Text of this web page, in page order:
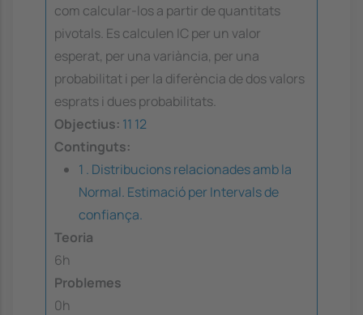
com calcular-los a partir de quantitats
pivotals. Es calculen IC per un valor
esperat, per una variància, per una
probabilitat i per la diferència de dos valors
esprats i dues probabilitats.
Objectius: 11 12
Continguts:
1 . Distribucions relacionades amb la
Normal. Estimació per Intervals de
confiança.
Teoria
6h
Problemes
0h